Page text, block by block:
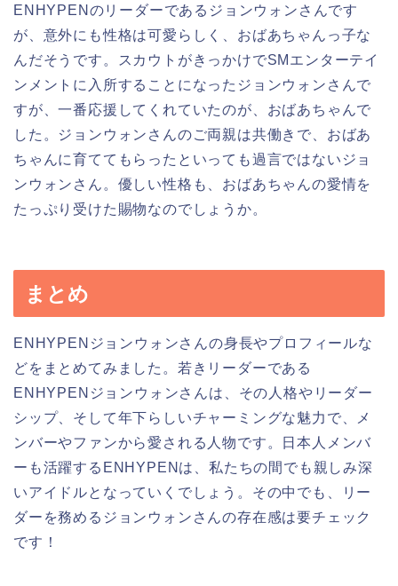
ENHYPENのリーダーであるジョンウォンさんです
が、意外にも性格は可愛らしく、おばあちゃんっ子な
んだそうです。スカウトがきっかけでSMエンターテイ
ンメントに入所することになったジョンウォンさんで
すが、一番応援してくれていたのが、おばあちゃんで
した。ジョンウォンさんのご両親は共働きで、おばあ
ちゃんに育ててもらったといっても過言ではないジョ
ンウォンさん。優しい性格も、おばあちゃんの愛情を
たっぷり受けた賜物なのでしょうか。
まとめ
ENHYPENジョンウォンさんの身長やプロフィールな
どをまとめてみました。若きリーダーである
ENHYPENジョンウォンさんは、その人格やリーダー
シップ、そして年下らしいチャーミングな魅力で、メ
ンバーやファンから愛される人物です。日本人メンバ
ーも活躍するENHYPENは、私たちの間でも親しみ深
いアイドルとなっていくでしょう。その中でも、リー
ダーを務めるジョンウォンさんの存在感は要チェック
です！